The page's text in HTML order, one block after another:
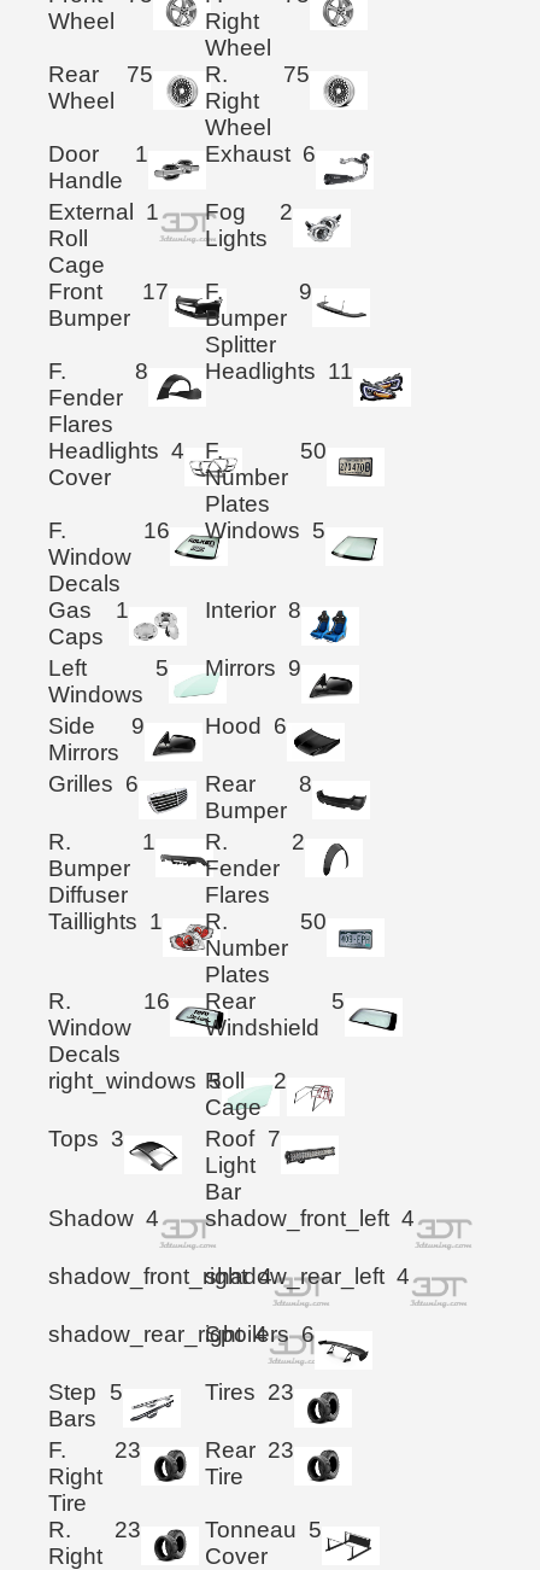
Wheel
Right
Wheel
Rear
Wheel
75
R.
Right
Wheel
75
Door
Handle
1 Exhaust 6
External
Roll
Cage
1
Fog
Lights
2
Front
Bumper
17
F.
Bumper
Splitter
9
F.
Fender
Flares
8 Headlights 11
Headlights
Cover
4
F.
Number
Plates
50
F.
Window
Decals
16 Windows 5
Gas
Caps
1 Interior 8
Left
Windows
5 Mirrors 9
Side
Mirrors
9 Hood 6
Grilles 6
Rear
Bumper
8
R.
Bumper
Diffuser
1
R.
Fender
Flares
2
Taillights 1
R.
Number
Plates
50
R.
Window
Decals
16
Rear
Windshield
5
right_windows 5
Roll
Cage
2
Tops 3
Roof
Light
Bar
7
Shadow 4 shadow_front_left 4
shadow_front_right 4
shadow_rear_left 4
shadow_rear_right 4
Spoilers 6
Step
Bars
5 Tires 23
F.
Right
Tire
23
Rear
Tire
23
R.
Right
23
Tonneau
Cover
5